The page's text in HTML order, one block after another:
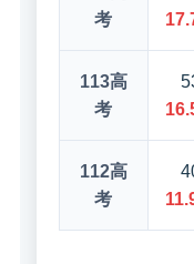
考
113高
考
112高
考